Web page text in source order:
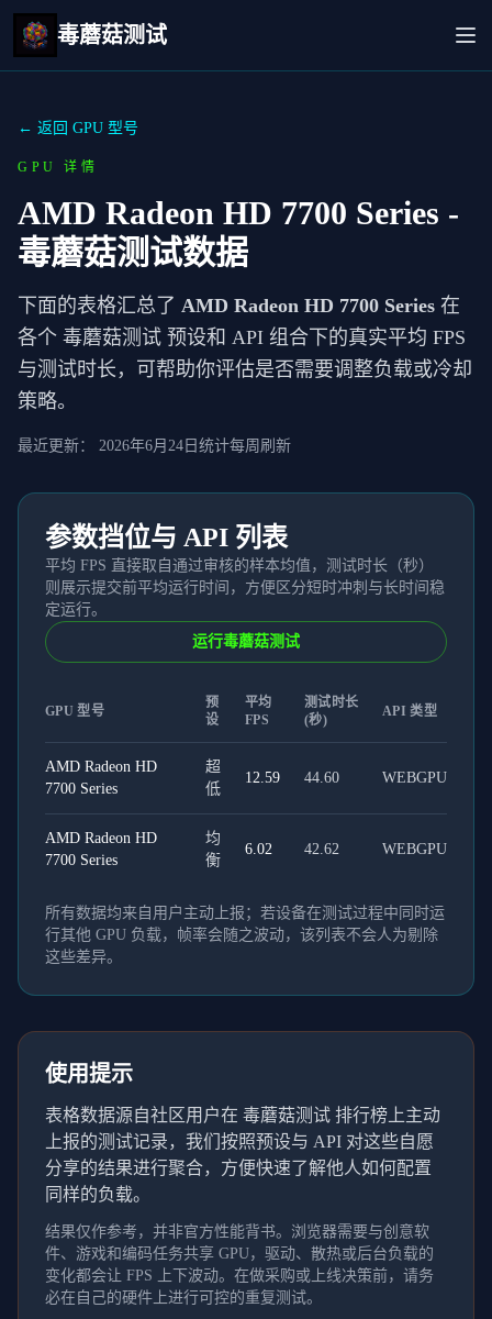
毒蘑菇测试
← 返回 GPU 型号
GPU 详情
AMD Radeon HD 7700 Series -
毒蘑菇测试数据
下面的表格汇总了 AMD Radeon HD 7700 Series 在
各个 毒蘑菇测试 预设和 API 组合下的真实平均 FPS
与测试时长，可帮助你评估是否需要调整负载或冷却
策略。
最近更新： 2026年6月24日 统计每周刷新
参数挡位与 API 列表
平均 FPS 直接取自通过审核的样本均值，测试时长（秒）
则展示提交前平均运行时间，方便区分短时冲刺与长时间稳
定运行。
运行毒蘑菇测试
GPU 型号
预
设
平均
FPS
测试时长
(秒)
API 类型
AMD Radeon HD
7700 Series
超
低
12.59 44.60 WEBGPU
AMD Radeon HD
7700 Series
均
衡
6.02 42.62 WEBGPU
所有数据均来自用户主动上报；若设备在测试过程中同时运
行其他 GPU 负载，帧率会随之波动，该列表不会人为剔除
这些差异。
使用提示
表格数据源自社区用户在 毒蘑菇测试 排行榜上主动
上报的测试记录，我们按照预设与 API 对这些自愿
分享的结果进行聚合，方便快速了解他人如何配置
同样的负载。
结果仅作参考，并非官方性能背书。浏览器需要与创意软
件、游戏和编码任务共享 GPU，驱动、散热或后台负载的
变化都会让 FPS 上下波动。在做采购或上线决策前，请务
必在自己的硬件上进行可控的重复测试。